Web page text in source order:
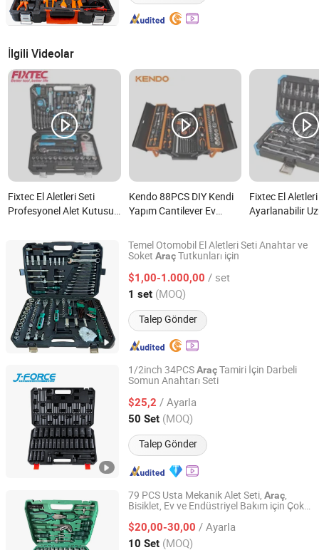
İlgili Videolar
Fixtec El Aletleri Seti
Profesyonel Alet Kutusu
Onarım Kiti Toptan
234PCS Alet Seti nedir?
Kendo 88PCS DIY Kendi
Yapım Cantilever Ev
Alet Seti nedir?
Fixtec El
Ayarlanabilir
Araç Onarım
Temel Otomobil El Aletleri Seti Anahtar ve
Soket AraçTutkunları için
$1,00-1.000,00 / set
1 set (MOQ)
Talep Gönder
Hangzhou Chongqin Tech Co., Ltd.
Zhejiang, China Fiyat 2025
1/2inch 34PCSAraçTamiri İçin Darbeli
Somun Anahtarı Seti
$25,2 / Ayarla
50 Set (MOQ)
Talep Gönder
Shandong Jiexili Tools Manufacturing Co.,Ltd
Shandong, China Fiyat 2023
79 PCS Usta Mekanik Alet Seti, Araç,
Bisiklet, Ev ve Endüstriyel Bakım için Çok
$20,00-30,00 / Ayarla
10 Set (MOQ)
Tuopu Hardware Tool Factory in Hedong District, Linyi
City